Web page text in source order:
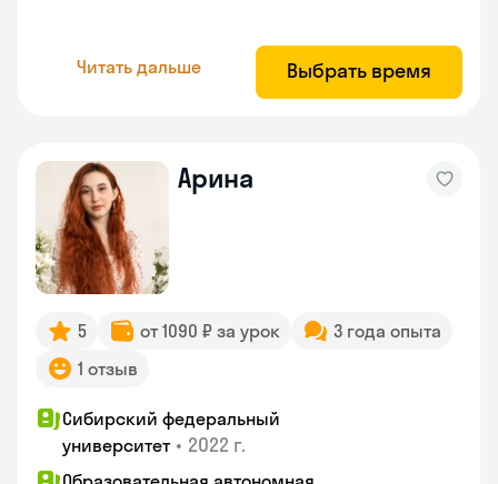
Читать дальше Выбрать время
Арина
5 от 1090 ₽ за урок
3 года опыта
1 отзыв
Сибирский федеральный
университет • 2022 г.